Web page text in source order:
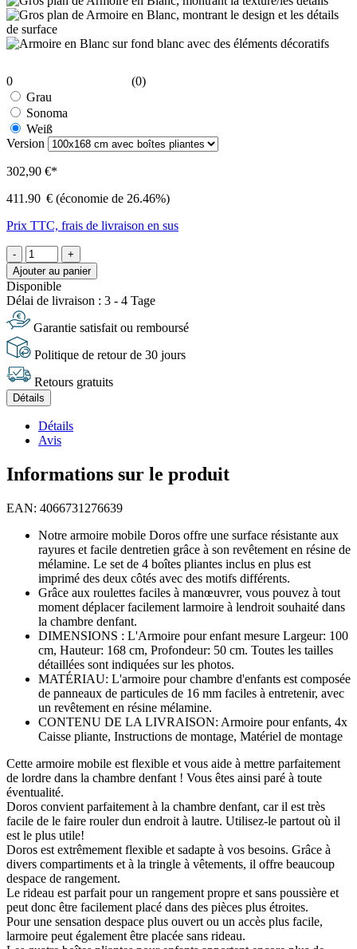
0
(0)
Grau
Sonoma
Weiß
Version
302,90 €*
411.90 € (économie de 26.46%)
Prix TTC, frais de livraison en sus
-
+
Ajouter au panier
Disponible
Délai de livraison : 3 - 4 Tage
Garantie satisfait ou remboursé
Politique de retour de 30 jours
Retours gratuits
Détails
Détails
Avis
Informations sur le produit
EAN: 4066731276639
Notre armoire mobile Doros offre une surface résistante aux
rayures et facile dentretien grâce à son revêtement en résine de
mélamine. Le set de 4 boîtes pliantes inclus en plus est
imprimé des deux côtés avec des motifs différents.
Grâce aux roulettes faciles à manœuvrer, vous pouvez à tout
moment déplacer facilement larmoire à lendroit souhaité dans
la chambre denfant.
DIMENSIONS : L'Armoire pour enfant mesure Largeur: 100
cm, Hauteur: 168 cm, Profondeur: 50 cm. Toutes les tailles
détaillées sont indiquées sur les photos.
MATÉRIAU: L'armoire pour chambre d'enfants est composée
de panneaux de particules de 16 mm faciles à entretenir, avec
un revêtement en résine mélamine.
CONTENU DE LA LIVRAISON: Armoire pour enfants, 4x
Caisse pliante, Instructions de montage, Matériel de montage
Cette armoire mobile est flexible et vous aide à mettre parfaitement
de lordre dans la chambre denfant ! Vous êtes ainsi paré à toute
éventualité.
Doros convient parfaitement à la chambre denfant, car il est très
facile de le faire rouler dun endroit à lautre. Utilisez-le partout où il
est le plus utile!
Doros est extrêmement flexible et sadapte à vos besoins. Grâce à
divers compartiments et à la tringle à vêtements, il offre beaucoup
despace de rangement.
Le rideau est parfait pour un rangement propre et sans poussière et
peut donc être facilement placé dans des pièces plus étroites.
Pour une sensation despace plus ouvert ou un accès plus facile,
larmoire peut également être placée sans rideau.